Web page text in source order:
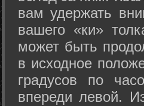
вам удержать
вашего «ки»
может быть
в исходное
градусов по
впереди левой.